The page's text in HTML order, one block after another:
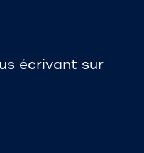
écrivant sur